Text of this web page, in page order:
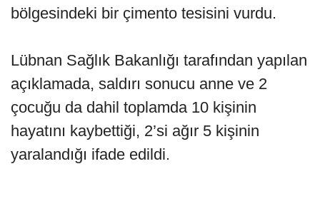
bölgesindeki bir çimento tesisini vurdu.
Lübnan Sağlık Bakanlığı tarafından yapılan
açıklamada, saldırı sonucu anne ve 2
çocuğu da dahil toplamda 10 kişinin
hayatını kaybettiği, 2’si ağır 5 kişinin
yaralandığı ifade edildi.